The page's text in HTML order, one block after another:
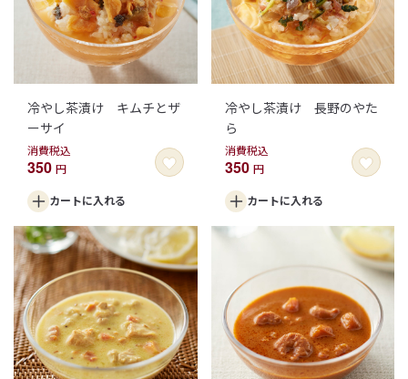
冷やし茶漬け キムチとザ
ーサイ
消費税込
350 円
カートに入れる
冷やし茶漬け 長野のやた
ら
消費税込
350 円
カートに入れる